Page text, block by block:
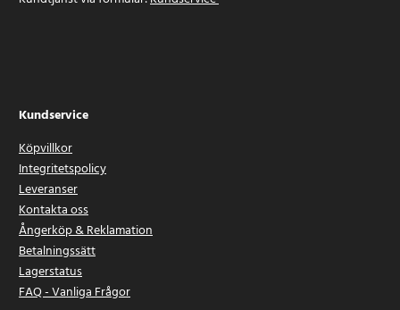
Kundservice
Köpvillkor
Integritetspolicy
Leveranser
Kontakta oss
Ångerköp & Reklamation
Betalningssätt
Lagerstatus
FAQ - Vanliga Frågor